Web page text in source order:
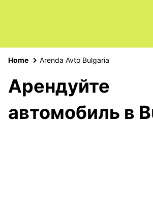
Home Arenda Avto Bulgaria
Арендуйте
автомобиль в